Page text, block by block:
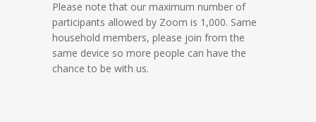
Please note that our maximum number of
participants allowed by Zoom is 1,000. Same
household members, please join from the
same device so more people can have the
chance to be with us.